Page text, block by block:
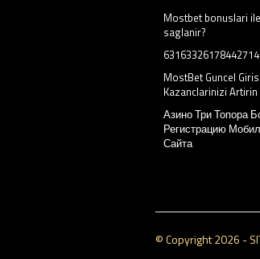
Mostbet bonuslari
saglanir?
MostBet Guncel
Kazanclarinizi Artirin
Азино Три Топора
Регистрацию
Сайта
© Copyright 2026 -